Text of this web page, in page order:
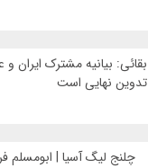
بقائی: بیانیه مشترک ایران
تدوین نهایی است
چلنج لیگ آسیا | ابومسلم